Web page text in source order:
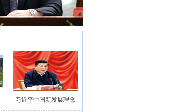
习近平中国新发展理念